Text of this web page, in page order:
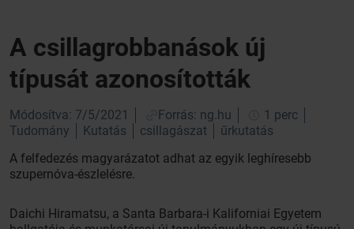
A csillagrobbanások új
típusát azonosították
Módosítva: 7/5/2021 Forrás: ng.hu
1 perc
Tudomány
Kutatás csillagászat
űrkutatás
A felfedezés magyarázatot adhat az egyik leghíresebb
szupernóva-észlelésre.
Daichi Hiramatsu, a Santa Barbara-i Kaliforniai Egyetem